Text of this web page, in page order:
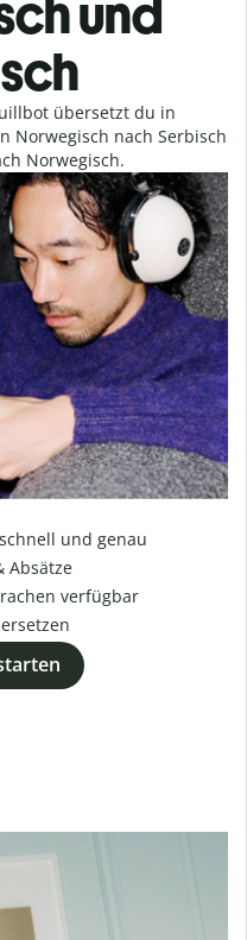
und
übersetzt du in
Norwegisch nach Serbisch
Norwegisch.
und genau
Absätze
verfügbar